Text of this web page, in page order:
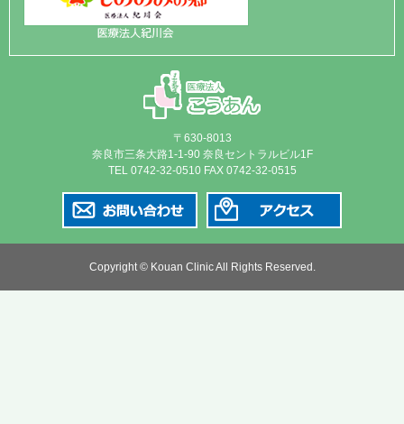
〒630-8013
奈良市三条大路1-1-90 奈良セントラルビル1F
TEL 0742-32-0510 FAX 0742-32-0515
Copyright © Kouan Clinic All Rights Reserved.